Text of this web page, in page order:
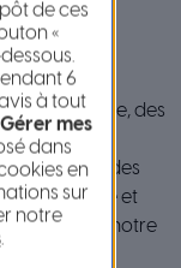
au ”
la commune, des
qu’à
hors des
la ville et
de notre
” au
de ces
«
6
à tout
Gérer mes
dans
en
sur
notre
.